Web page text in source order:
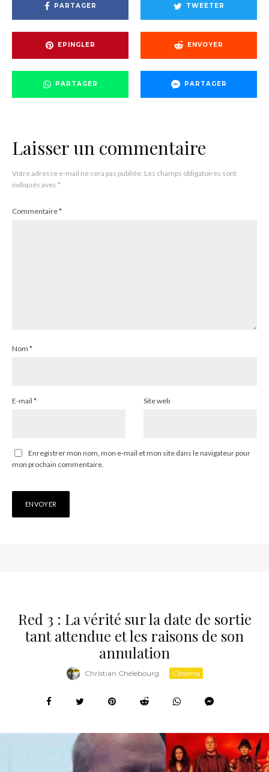
PARTAGER TWEETER
EPINGLER ENVOYER
PARTAGER PARTAGER
Laisser un commentaire
Votre adresse e-mail ne sera pas publiée. Les champs obligatoires sont
indiqués avec*
Commentaire*
Nom *
E-mail * Site web
Enregistrer mon nom, mon e-mail et mon site dans le navigateur pour
mon prochain commentaire.
Red 3 : La vérité sur la date de sortie
tant attendue et les raisons de son
annulation
Christian Chelebourg · Cinéma